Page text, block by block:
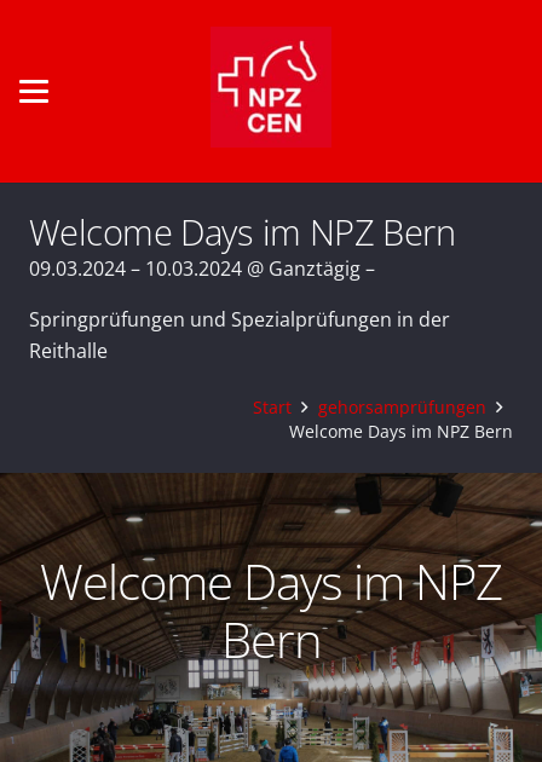
Welcome Days im NPZ Bern
09.03.2024 – 10.03.2024 @ Ganztägig –
Springprüfungen und Spezialprüfungen in der
Reithalle
Start
gehorsamprüfungen
Welcome Days im NPZ Bern
Welcome Days im NPZ
Bern